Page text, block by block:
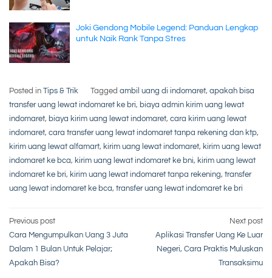
Joki Gendong Mobile Legend: Panduan Lengkap
untuk Naik Rank Tanpa Stres
Posted in Tips & Trik Tagged ambil uang di indomaret, apakah bisa
transfer uang lewat indomaret ke bri, biaya admin kirim uang lewat
indomaret, biaya kirim uang lewat indomaret, cara kirim uang lewat
indomaret, cara transfer uang lewat indomaret tanpa rekening dan ktp,
kirim uang lewat alfamart, kirim uang lewat indomaret, kirim uang lewat
indomaret ke bca, kirim uang lewat indomaret ke bni, kirim uang lewat
indomaret ke bri, kirim uang lewat indomaret tanpa rekening, transfer
uang lewat indomaret ke bca, transfer uang lewat indomaret ke bri
Post
navigation
Previous post
Cara Mengumpulkan Uang 3 Juta
Dalam 1 Bulan Untuk Pelajar;
Apakah Bisa?
Next post
Aplikasi Transfer Uang Ke Luar
Negeri, Cara Praktis Muluskan
Transaksimu